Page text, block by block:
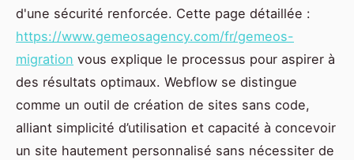
d'une sécurité renforcée. Cette page détaillée :
https://www.gemeosagency.com/fr/gemeos-
migration vous explique le processus pour aspirer à
des résultats optimaux. Webflow se distingue
comme un outil de création de sites sans code,
alliant simplicité d’utilisation et capacité à concevoir
un site hautement personnalisé sans nécessiter de